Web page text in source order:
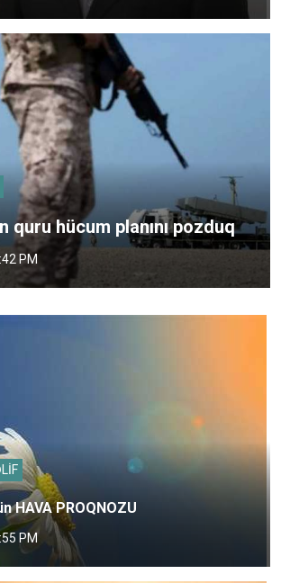
quru hücum planını pozduq
PM
HAVA PROQNOZU
PM